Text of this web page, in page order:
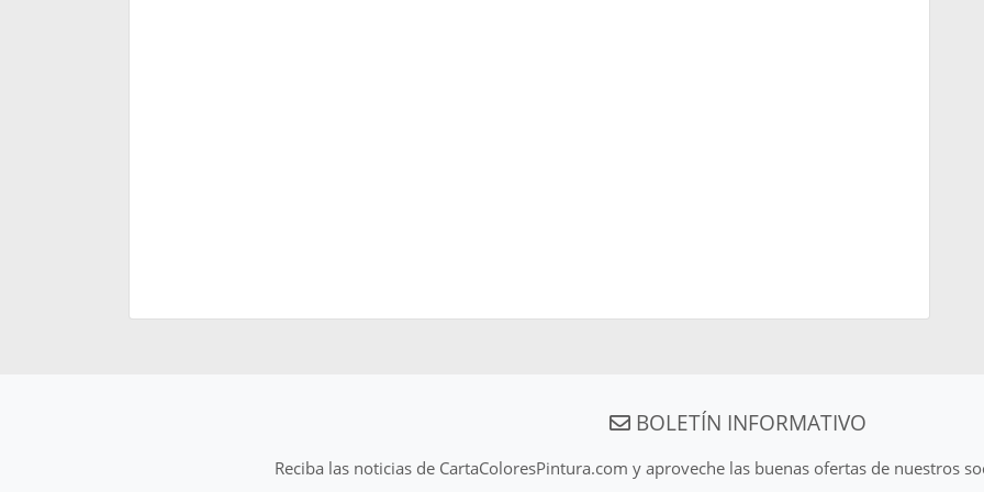
BOLETÍN INFORMATIVO
Reciba las noticias de CartaColoresPintura.com y aproveche las buenas ofertas de nuestros